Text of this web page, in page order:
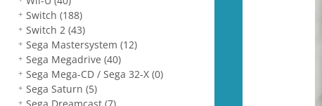
Switch(188)
Switch 2(43)
Sega Mastersystem(12)
Sega Megadrive(40)
Sega Mega-CD / Sega 32-X(0)
Sega Saturn(5)
Sega Dreamcast(7)